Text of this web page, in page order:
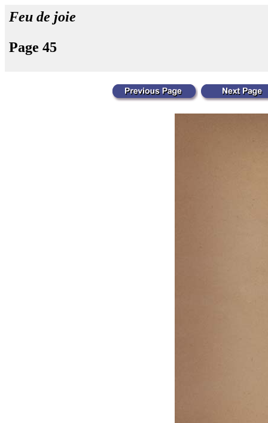
Feu de joie
Page 45